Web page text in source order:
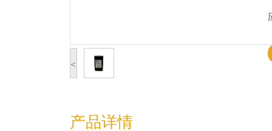
<
产品详情